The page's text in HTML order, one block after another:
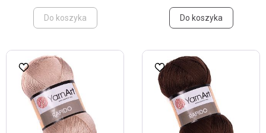
Do koszyka Do koszyka